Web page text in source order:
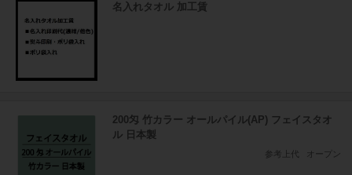
名入れタオル 加工賃
200匁 竹カラー オールパイル(AP) フェイスタオ
ル 日本製
参考上代 オープン